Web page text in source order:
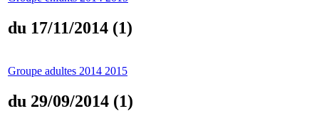
du 17/11/2014 (1)
Groupe adultes 2014 2015
du 29/09/2014 (1)